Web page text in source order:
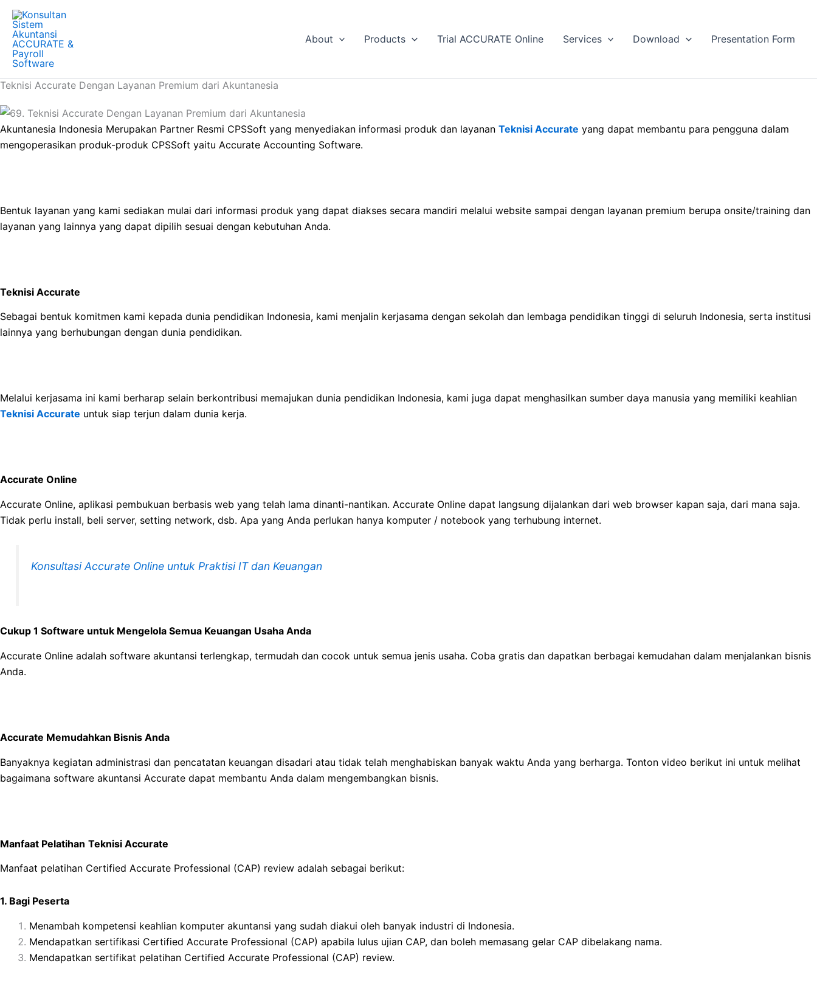
Skip
content
About Products Trial ACCURATE Online Services Download Presentation Form
Teknisi Accurate Dengan Layanan Premium dari Akuntanesia
Akuntanesia Indonesia Merupakan Partner Resmi CPSSoft yang menyediakan informasi produk dan layanan Teknisi Accurate yang dapat membantu para pengguna dalam
mengoperasikan produk-produk CPSSoft yaitu Accurate Accounting Software.
Bentuk layanan yang kami sediakan mulai dari informasi produk yang dapat diakses secara mandiri melalui website sampai dengan layanan premium berupa onsite/training dan
layanan yang lainnya yang dapat dipilih sesuai dengan kebutuhan Anda.
Teknisi Accurate
Sebagai bentuk komitmen kami kepada dunia pendidikan Indonesia, kami menjalin kerjasama dengan sekolah dan lembaga pendidikan tinggi di seluruh Indonesia, serta institusi
lainnya yang berhubungan dengan dunia pendidikan.
Melalui kerjasama ini kami berharap selain berkontribusi memajukan dunia pendidikan Indonesia, kami juga dapat menghasilkan sumber daya manusia yang memiliki keahlian
Teknisi Accurate untuk siap terjun dalam dunia kerja.
Accurate Online
Accurate Online, aplikasi pembukuan berbasis web yang telah lama dinanti-nantikan. Accurate Online dapat langsung dijalankan dari web browser kapan saja, dari mana saja.
Tidak perlu install, beli server, setting network, dsb. Apa yang Anda perlukan hanya komputer / notebook yang terhubung internet.
Konsultasi Accurate Online untuk Praktisi IT dan Keuangan
Cukup 1 Software untuk Mengelola Semua Keuangan Usaha Anda
Accurate Online adalah software akuntansi terlengkap, termudah dan cocok untuk semua jenis usaha. Coba gratis dan dapatkan berbagai kemudahan dalam menjalankan bisnis
Anda.
Accurate Memudahkan Bisnis Anda
Banyaknya kegiatan administrasi dan pencatatan keuangan disadari atau tidak telah menghabiskan banyak waktu Anda yang berharga. Tonton video berikut ini untuk melihat
bagaimana software akuntansi Accurate dapat membantu Anda dalam mengembangkan bisnis.
Manfaat Pelatihan Teknisi Accurate
Manfaat pelatihan Certified Accurate Professional (CAP) review adalah sebagai berikut:
1. Bagi Peserta
Menambah kompetensi keahlian komputer akuntansi yang sudah diakui oleh banyak industri di Indonesia.
Mendapatkan sertifikasi Certified Accurate Professional (CAP) apabila lulus ujian CAP, dan boleh memasang gelar CAP dibelakang nama.
Mendapatkan sertifikat pelatihan Certified Accurate Professional (CAP) review.